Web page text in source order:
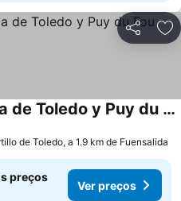
Partilhar
Flor de Almendro, cerca de Toledo y Puy du Fou
de Toledo, a 1.9 km de Fuensalida
preços
Ver preços